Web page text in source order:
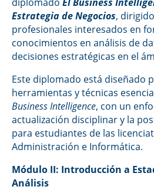
Estrategia de Negocios,
profesionales interesados en
conocimientos en análisis de
decisiones estratégicas en el
Este diplomado está diseñado
herramientas y técnicas
Business Intelligence, con un
actualización disciplinar y la
para estudiantes de las
Administración e Informática.
Módulo II: Introducción a
Análisis